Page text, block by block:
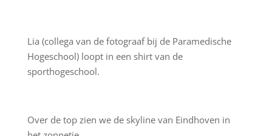
Lia (collega van de fotograaf bij de Paramedische
Hogeschool) loopt in een shirt van de
sporthogeschool.
Over de top zien we de skyline van Eindhoven in